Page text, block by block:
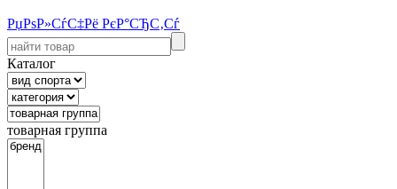
РџРѕР»СѓС‡Рё РєР°СЂС‚Сѓ
Каталог
товарная группа